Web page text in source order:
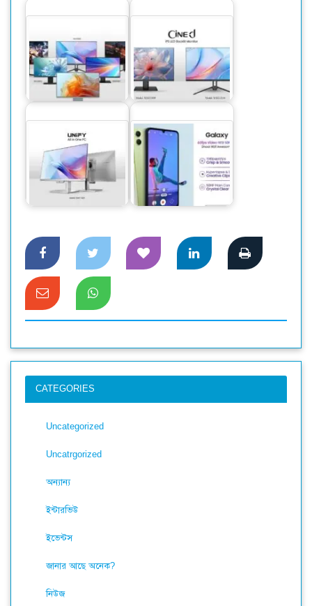
ফোরকে ডিসপ্লেসহ ৯
মডেলের ওয়ালটন
মনিটর বাজারে
নতুন দুই মডেলের
মনিটর বাজারে ছাড়লো
ওয়ালটন
নতুন ২ মডেলের অল-
ইন-ওয়ান পিসি বাজারে
ছাড়লো ওয়ালটন
‘অসাম’ সিরিজের নতুন
স্মার্টফোন নিয়ে এলো
স্যামসাং
CATEGORIES
Uncategorized
Uncatrgorized
অন্যান্য
ইন্টারভিউ
ইভেন্টস
জানার আছে অনেক?
নিউজ